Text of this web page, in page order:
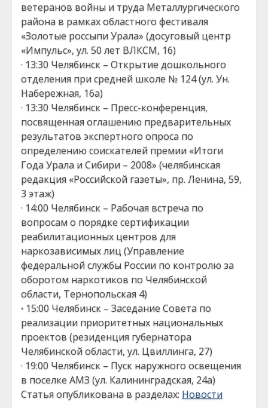
ветеранов войны и труда Металлургического
района в рамках областного фестиваля
«Золотые россыпи Урала» (досуговый центр
«Импульс», ул. 50 лет ВЛКСМ, 16)
· 13:30 Челябинск – Открытие дошкольного
отделения при средней школе № 124 (ул. Ун.
Набережная, 16а)
· 13:30 Челябинск – Пресс-конференция,
посвященная оглашению предварительных
результатов экспертного опроса по
определению соискателей премии «Итоги
Года Урала и Сибири – 2008» (челябинская
редакция «Российской газеты», пр. Ленина, 59,
3 этаж)
· 14:00 Челябинск – Рабочая встреча по
вопросам о порядке сертификации
реабилитационных центров для
наркозависимых лиц (Управление
федеральной службы России по контролю за
оборотом наркотиков по Челябинской
области, Тернопольская 4)
· 15:00 Челябинск – Заседание Совета по
реализации приоритетных национальных
проектов (резиденция губернатора
Челябинской области, ул. Цвиллинга, 27)
· 19:00 Челябинск – Пуск наружного освещения
в поселке АМЗ (ул. Калининградская, 24а)
Статья опубликована в разделах: Новости